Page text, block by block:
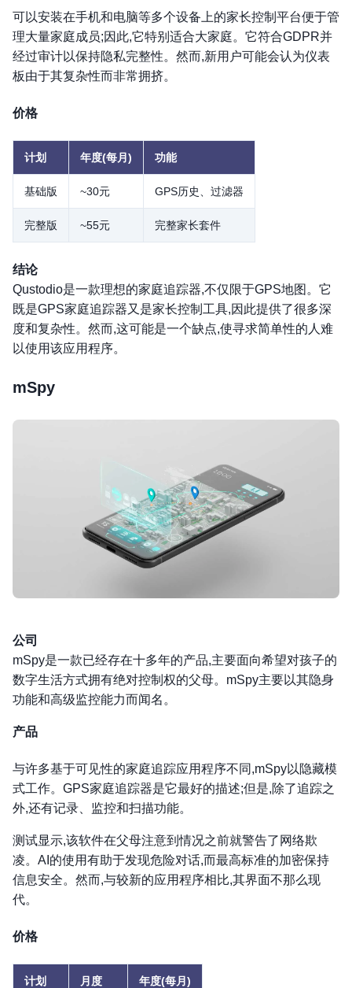
可以安装在手机和电脑等多个设备上的家长控制平台便于管
理大量家庭成员;因此,它特别适合大家庭。它符合GDPR并
经过审计以保持隐私完整性。然而,新用户可能会认为仪表
板由于其复杂性而非常拥挤。
价格
计划 年度(每月) 功能
基础版 ~30元 GPS历史、过滤器
完整版 ~55元 完整家长套件
结论
Qustodio是一款理想的家庭追踪器,不仅限于GPS地图。它
既是GPS家庭追踪器又是家长控制工具,因此提供了很多深
度和复杂性。然而,这可能是一个缺点,使寻求简单性的人难
以使用该应用程序。
mSpy
公司
mSpy是一款已经存在十多年的产品,主要面向希望对孩子的
数字生活方式拥有绝对控制权的父母。mSpy主要以其隐身
功能和高级监控能力而闻名。
产品
与许多基于可见性的家庭追踪应用程序不同,mSpy以隐藏模
式工作。GPS家庭追踪器是它最好的描述;但是,除了追踪之
外,还有记录、监控和扫描功能。
测试显示,该软件在父母注意到情况之前就警告了网络欺
凌。AI的使用有助于发现危险对话,而最高标准的加密保持
信息安全。然而,与较新的应用程序相比,其界面不那么现
代。
价格
计划 月度 年度(每月)